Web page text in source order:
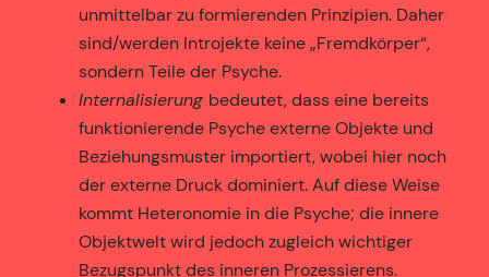
unmittelbar zu formierenden Prinzipien. Daher
sind/werden Introjekte keine „Fremdkörper“,
sondern Teile der Psyche.
Internalisierung bedeutet, dass eine bereits
funktionierende Psyche externe Objekte und
Beziehungsmuster importiert, wobei hier noch
der externe Druck dominiert. Auf diese Weise
kommt Heteronomie in die Psyche; die innere
Objektwelt wird jedoch zugleich wichtiger
Bezugspunkt des inneren Prozessierens.